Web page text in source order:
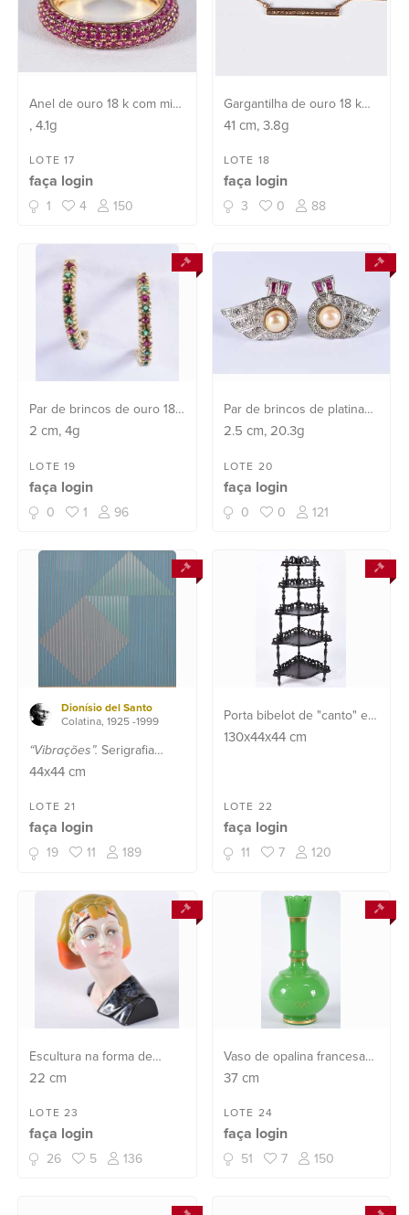
Anel de ouro 18 k com mini
rubis, aro 17 (Por motivos
se encontra na loja)
, 4.1g
LOTE 17
faça login
1 4 150
Gargantilha de ouro 18 k
com "placa" com 16
segurança a peça não se
encontra na loja)
41 cm, 3.8g
LOTE 18
faça login
3 0 88
Par de brincos de ouro 18
k feitio argola cravejado
(Por motivos de segurança
a peça não se encontra na
loja)
2 cm, 4g
LOTE 19
faça login
0 1 96
Par de brincos de platina
feitio gota com 4 rubis e 36
3 ct e 2 perolas (Por
motivos de segurança a
peça não se encontra na
loja)
2.5 cm, 20.3g
LOTE 20
faça login
0 0 121
Dionísio del Santo
Colatina, 1925 -1999
“Vibrações”.Serigrafia
Permuta XLIC - 1/1 - datado
fungos.
44x44 cm
LOTE 21
faça login
19 11 189
Porta bibelot de "canto" em
madeira nobre com 5
torneados.
130x44x44cm
LOTE 22
faça login
11 7 120
Escultura na forma de
cabeça feminina de
anos 60 .
22 cm
LOTE 23
faça login
26 5 136
Vaso de opalina francesa
na cor verde, resquícios de
bojudo com gargalo longo
e borda recortada.
37cm
LOTE 24
faça login
51 7 150